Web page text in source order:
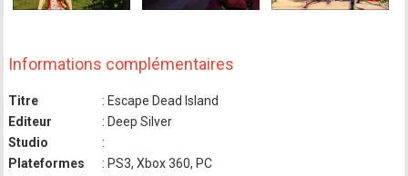
Informations complémentaires
Titre
: Escape Dead Island
Editeur
: Deep Silver
Studio
:
Plateformes
: PS3, Xbox 360, PC